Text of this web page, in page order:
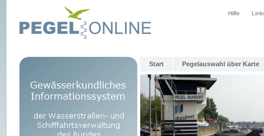
Hilfe
Start Pegelauswahl über Karte